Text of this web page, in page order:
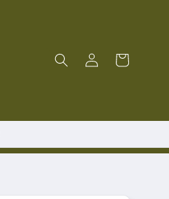
InloggenWinkelwagen